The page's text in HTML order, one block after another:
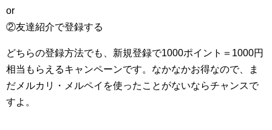
or
②友達紹介で登録する
どちらの登録方法でも、新規登録で1000ポイント＝1000円
相当もらえるキャンペーンです。なかなかお得なので、ま
だメルカリ・メルペイを使ったことがないならチャンスで
すよ。